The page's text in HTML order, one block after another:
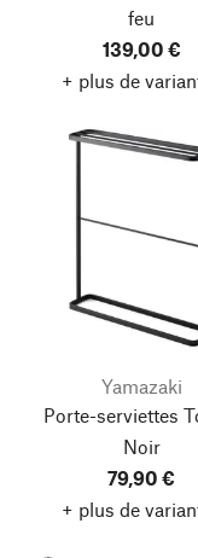
feu
139,00 €
+ plus de
Yamazaki
Porte-serviettes
Noir
79,90 €
+ plus de